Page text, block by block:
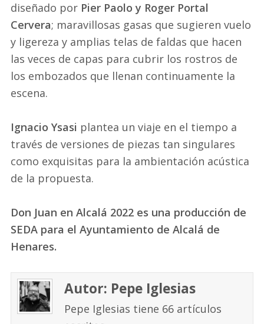
diseñado por Pier Paolo y Roger Portal
Cervera; maravillosas gasas que sugieren vuelo
y ligereza y amplias telas de faldas que hacen
las veces de capas para cubrir los rostros de
los embozados que llenan continuamente la
escena.
Ignacio Ysasi plantea un viaje en el tiempo a
través de versiones de piezas tan singulares
como exquisitas para la ambientación acústica
de la propuesta.
Don Juan en Alcalá 2022 es una producción de
SEDA para el Ayuntamiento de Alcalá de
Henares.
Autor: Pepe Iglesias
Pepe Iglesias tiene 66 artículos